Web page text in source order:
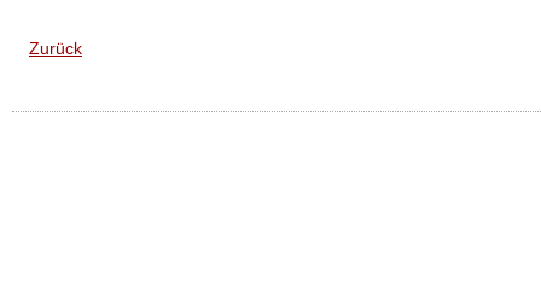
Zurück